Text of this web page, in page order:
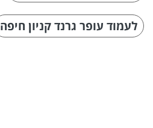
לעמוד עופר גרנד קניון חיפה